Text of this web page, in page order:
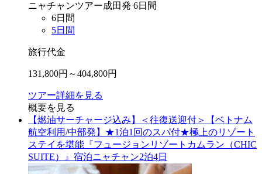
ニャチャンツアー成田発 6日間
6日間
5日間
旅行代金
131,800円～404,800円
ツアー詳細を見る
概要を見る
【燃油サーチャージ込み】＜往復送迎付＞【ベトナム
航空利用/中部発】★1泊1回のスパ付★極上のリゾート
ステイを堪能『フュージョンリゾートカムラン（CHIC
SUITE）』宿泊ニャチャン2泊4日